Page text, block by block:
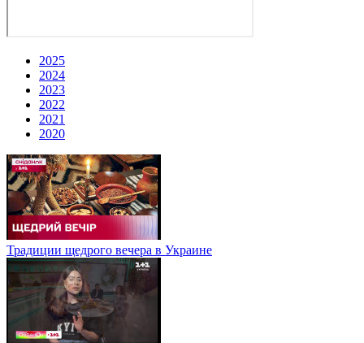
2025
2024
2023
2022
2021
2020
Традиции щедрого вечера в Украине